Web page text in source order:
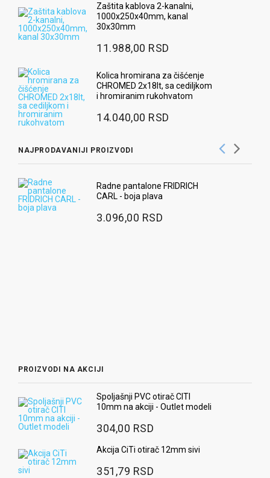
Zaštita kablova 2-kanalni,
1000x250x40mm, kanal
30x30mm
11.988,00 RSD
Kolica hromirana za čišćenje
CHROMED 2x18lt, sa cediljkom
i hromiranim rukohvatom
14.040,00 RSD
NAJPRODAVANIJI PROIZVODI
Radne pantalone FRIDRICH
CARL - boja plava
3.096,00 RSD
PROIZVODI NA AKCIJI
Spoljašnji PVC otirač CITI
10mm na akciji - Outlet modeli
304,00 RSD
Akcija CiTi otirač 12mm sivi
351,79 RSD